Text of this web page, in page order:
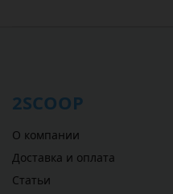
2SCOOP
О компании
Доставка и оплата
Статьи